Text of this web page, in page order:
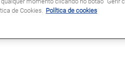
de Cookies. Política de cookies